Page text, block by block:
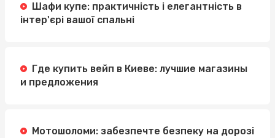
Шафи купе: практичність і елегантність в
інтер'єрі вашої спальні
Где купить вейп в Киеве: лучшие магазины
и предложения
Мотошоломи: забезпечте безпеку на дорозі